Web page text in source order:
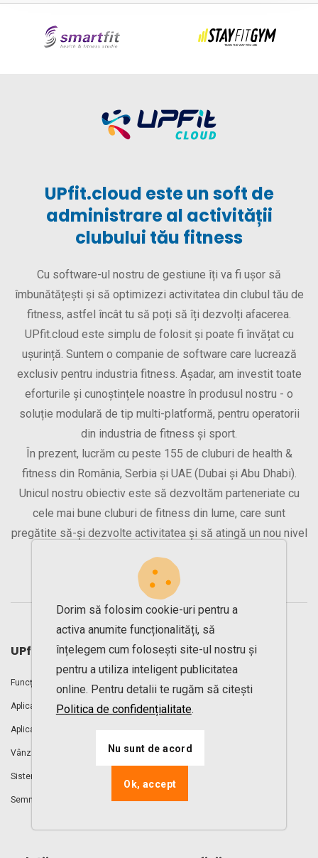
UPfit.cloud este un soft de
administrare al activității
clubului tău fitness
Cu software-ul nostru de gestiune îți va fi ușor să
îmbunătățești și să optimizezi activitatea din clubul tău de
fitness, astfel încât tu să poți să îți dezvolți afacerea.
UPfit.cloud este simplu de folosit și poate fi învățat cu
ușurință. Suntem o companie de software care lucrează
exclusiv pentru industria fitness. Așadar, am investit toate
eforturile și cunoștințele noastre în produsul nostru - o
soluție modulară de tip multi-platformă, pentru operatorii
din industria de fitness și sport.
În prezent, lucrăm cu peste 155 de cluburi de health &
fitness din România, Serbia și UAE (Dubai și Abu Dhabi).
Unicul nostru obiectiv este să dezvoltăm parteneriate cu
cele mai bune cluburi de fitness din lume, care sunt
pregătite să-și dezvolte activitatea și să atingă un nou nivel
UPfit.cloud
Funcționalități
Aplicație membri
Aplicație antrenori
Vânzare abonamente online
Sistem de control acces
Semnătură electronică
Rezervări online clase
Cont membru online
Clase aerobic LIVE
Gestiune sală fitness
Dorim să folosim cookie-uri pentru a
activa anumite funcționalități, să
înțelegem cum folosești site-ul nostru și
pentru a utiliza inteligent publicitatea
online. Pentru detalii te rugăm să citești
Politica de confidențialitate.
Nu sunt de acord
Ok, accept